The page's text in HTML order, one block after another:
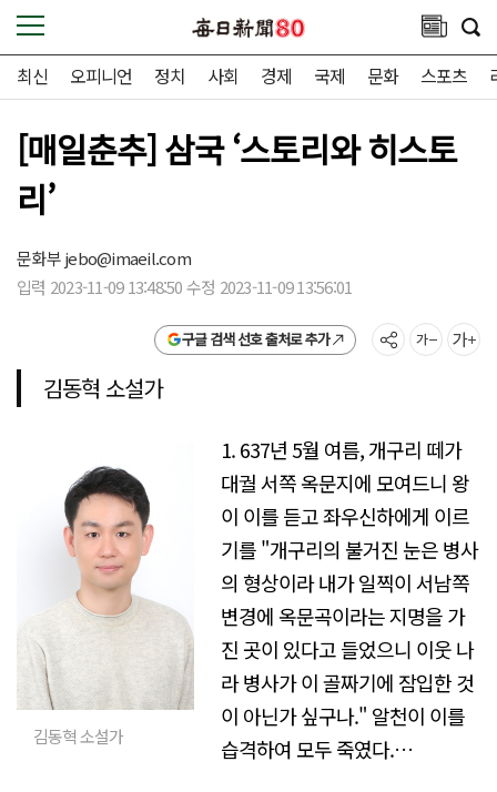
최신 오피니언 정치 사회 경제 국제 문화 스포츠
[매일춘추] 삼국 ‘스토리와 히스토
리’
문화부jebo@imaeil.com
입력 2023-11-09 13:48:50 수정 2023-11-09 13:56:01
구글 검색 선호 출처로 추가
김동혁 소설가
김동혁 소설가
1. 637년 5월 여름, 개구리 떼가
대궐 서쪽 옥문지에 모여드니 왕
이 이를 듣고 좌우신하에게 이르
기를 "개구리의 불거진 눈은 병사
의 형상이라 내가 일찍이 서남쪽
변경에 옥문곡이라는 지명을 가
진 곳이 있다고 들었으니 이웃 나
라 병사가 이 골짜기에 잠입한 것
이 아닌가 싶구나." 알천이 이를
습격하여 모두 죽였다.…